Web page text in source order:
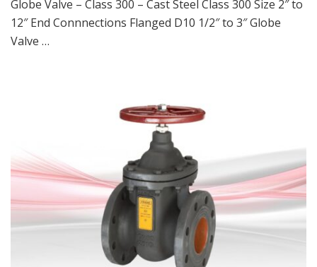
Globe Valve – Class 300 – Cast Steel Class 300 Size 2″ to
12″ End Connnections Flanged D10 1/2″ to 3″ Globe
Valve …